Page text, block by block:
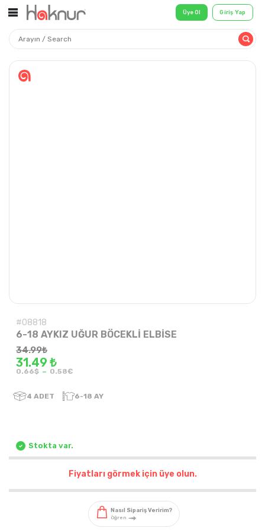
Üye Ol
#08818
6-18 AYKIZ UĞUR BÖCEKLİ ELBİSE
34.99₺
31.49 ₺
0.66$ - 0.58€
4 ADET 6-18 AY
Stokta var.
Fiyatları görmek için üye olun.